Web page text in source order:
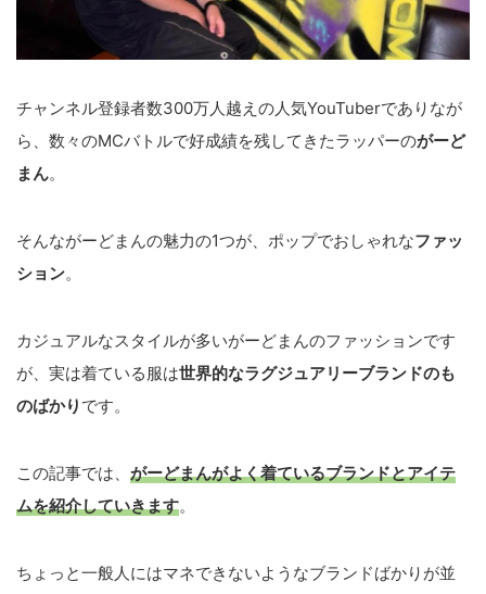
チャンネル登録者数300万人越えの人気YouTuberでありなが
ら、数々のMCバトルで好成績を残してきたラッパーのがーど
まん。
そんながーどまんの魅力の1つが、ポップでおしゃれなファッ
ション。
カジュアルなスタイルが多いがーどまんのファッションです
が、実は着ている服は世界的なラグジュアリーブランドのも
のばかり です。
この記事では、 がーどまんがよく着ているブランドとアイテ
ムを紹介していきます。
ちょっと一般人にはマネできないようなブランドばかりが並